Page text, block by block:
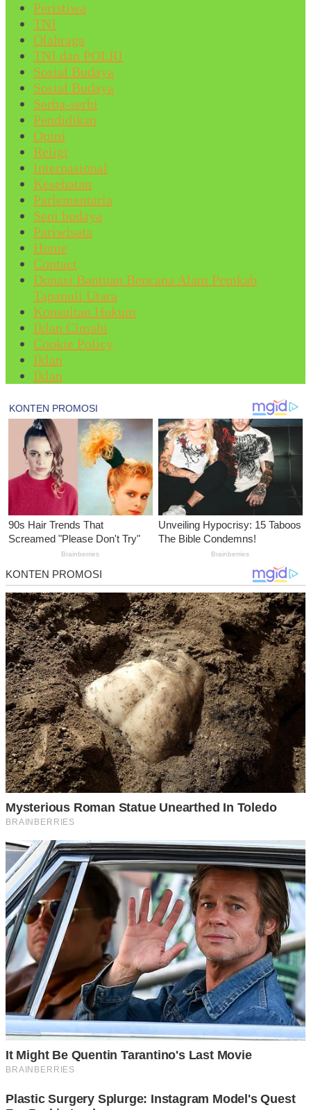
Peristiwa
TNI
Olahraga
TNI dan POLRI
Sosial Budaya
Sosial Budaya
Serba-serbi
Pendidikan
Opini
Religi
Internasional
Kesehatan
Parlementaria
Seni budaya
Pariwisata
Home
Contact
Donasi Bantuan Bencana Alam Pemkab
Tapanuli Utara
Konsultan Hukum
Iklan Cimahi
Cookie Policy
Iklan
Iklan